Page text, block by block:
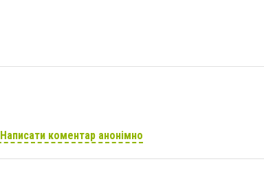
Написати коментар анонімно